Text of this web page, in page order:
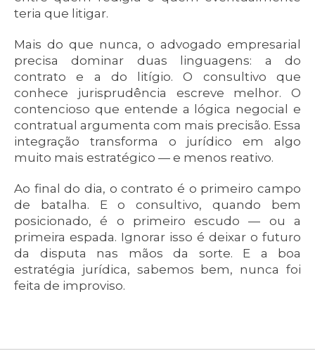
teria que litigar.
Mais do que nunca, o advogado empresarial
precisa dominar duas linguagens: a do
contrato e a do litígio. O consultivo que
conhece jurisprudência escreve melhor. O
contencioso que entende a lógica negocial e
contratual argumenta com mais precisão. Essa
integração transforma o jurídico em algo
muito mais estratégico — e menos reativo.
Ao final do dia, o contrato é o primeiro campo
de batalha. E o consultivo, quando bem
posicionado, é o primeiro escudo — ou a
primeira espada. Ignorar isso é deixar o futuro
da disputa nas mãos da sorte. E a boa
estratégia jurídica, sabemos bem, nunca foi
feita de improviso.